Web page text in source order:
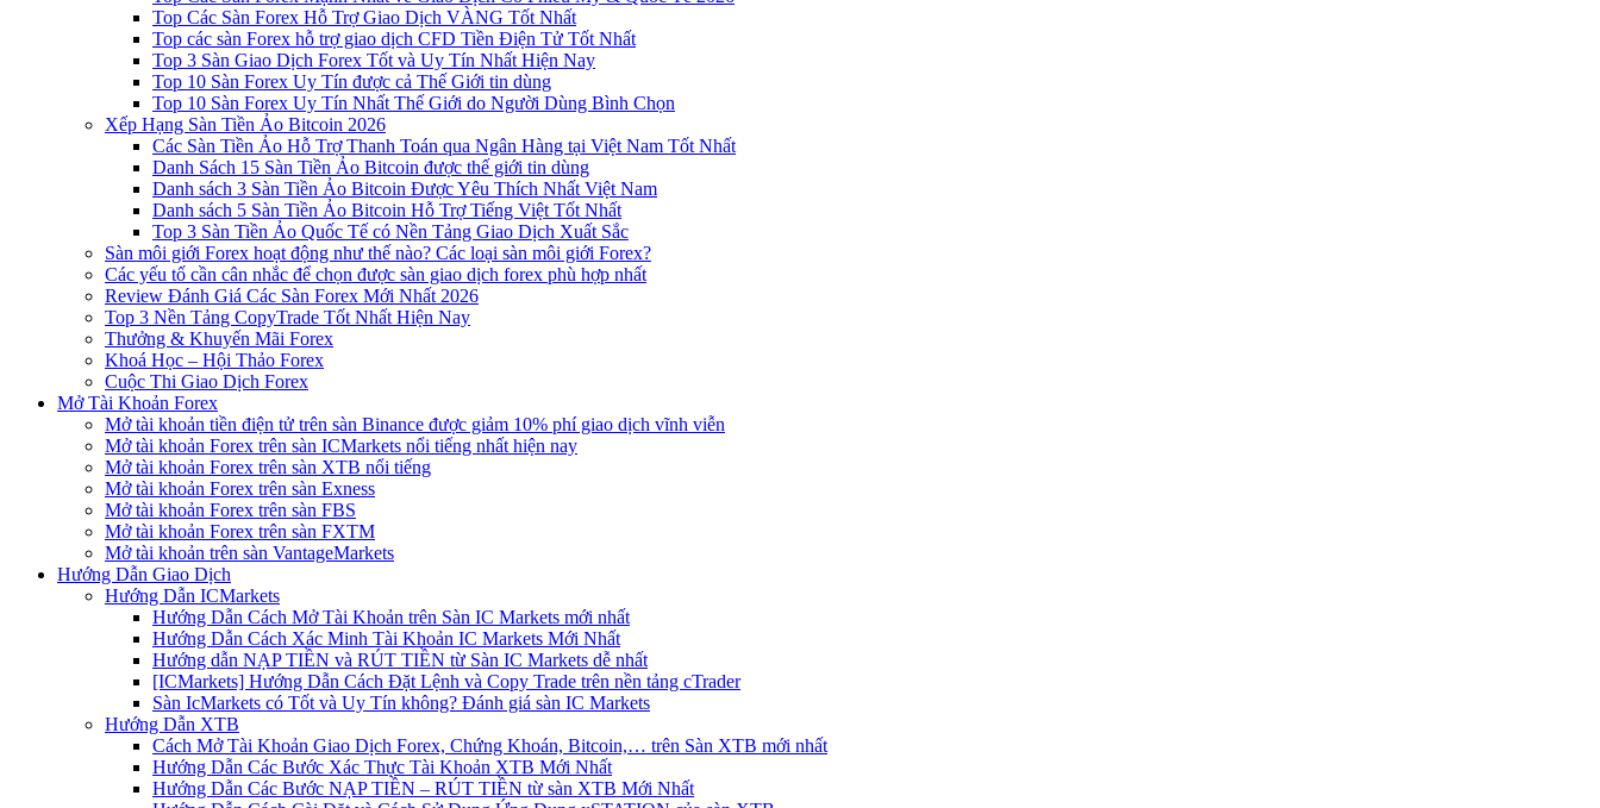
Top Các Sàn Forex Hỗ Trợ Giao Dịch VÀNG Tốt Nhất
Top các sàn Forex hỗ trợ giao dịch CFD Tiền Điện Tử Tốt Nhất
Top 3 Sàn Giao Dịch Forex Tốt và Uy Tín Nhất Hiện Nay
Top 10 Sàn Forex Uy Tín được cả Thế Giới tin dùng
Top 10 Sàn Forex Uy Tín Nhất Thế Giới do Người Dùng Bình Chọn
Xếp Hạng Sàn Tiền Ảo Bitcoin 2026
Các Sàn Tiền Ảo Hỗ Trợ Thanh Toán qua Ngân Hàng tại Việt Nam Tốt Nhất
Danh Sách 15 Sàn Tiền Ảo Bitcoin được thế giới tin dùng
Danh sách 3 Sàn Tiền Ảo Bitcoin Được Yêu Thích Nhất Việt Nam
Danh sách 5 Sàn Tiền Ảo Bitcoin Hỗ Trợ Tiếng Việt Tốt Nhất
Top 3 Sàn Tiền Ảo Quốc Tế có Nền Tảng Giao Dịch Xuất Sắc
Sàn môi giới Forex hoạt động như thế nào? Các loại sàn môi giới Forex?
Các yếu tố cần cân nhắc để chọn được sàn giao dịch forex phù hợp nhất
Review Đánh Giá Các Sàn Forex Mới Nhất 2026
Top 3 Nền Tảng CopyTrade Tốt Nhất Hiện Nay
Thưởng & Khuyến Mãi Forex
Khoá Học – Hội Thảo Forex
Cuộc Thi Giao Dịch Forex
Mở Tài Khoản Forex
Mở tài khoản tiền điện tử trên sàn Binance được giảm 10% phí giao dịch vĩnh viễn
Mở tài khoản Forex trên sàn ICMarkets nổi tiếng nhất hiện nay
Mở tài khoản Forex trên sàn XTB nổi tiếng
Mở tài khoản Forex trên sàn Exness
Mở tài khoản Forex trên sàn FBS
Mở tài khoản Forex trên sàn FXTM
Mở tài khoản trên sàn VantageMarkets
Hướng Dẫn Giao Dịch
Hướng Dẫn ICMarkets
Hướng Dẫn Cách Mở Tài Khoản trên Sàn IC Markets mới nhất
Hướng Dẫn Cách Xác Minh Tài Khoản IC Markets Mới Nhất
Hướng dẫn NẠP TIỀN và RÚT TIỀN từ Sàn IC Markets dễ nhất
[ICMarkets] Hướng Dẫn Cách Đặt Lệnh và Copy Trade trên nền tảng cTrader
Sàn IcMarkets có Tốt và Uy Tín không? Đánh giá sàn IC Markets
Hướng Dẫn XTB
Cách Mở Tài Khoản Giao Dịch Forex, Chứng Khoán, Bitcoin,… trên Sàn XTB mới nhất
Hướng Dẫn Các Bước Xác Thực Tài Khoản XTB Mới Nhất
Hướng Dẫn Các Bước NẠP TIỀN – RÚT TIỀN từ sàn XTB Mới Nhất